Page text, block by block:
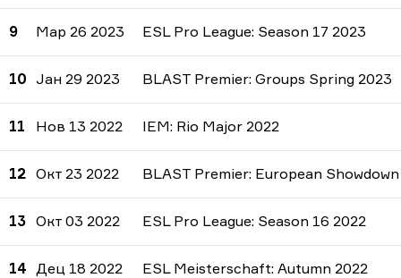
9 Мар 26 2023 ESL Pro League: Season 17 2023
10 Јан 29 2023 BLAST Premier: Groups Spring 2023
11 Нов 13 2022 IEM: Rio Major 2022
12 Окт 23 2022 BLAST Premier: European
13 Окт 03 2022 ESL Pro League: Season 16 2022
14 Дец 18 2022 ESL Meisterschaft: Autumn 2022